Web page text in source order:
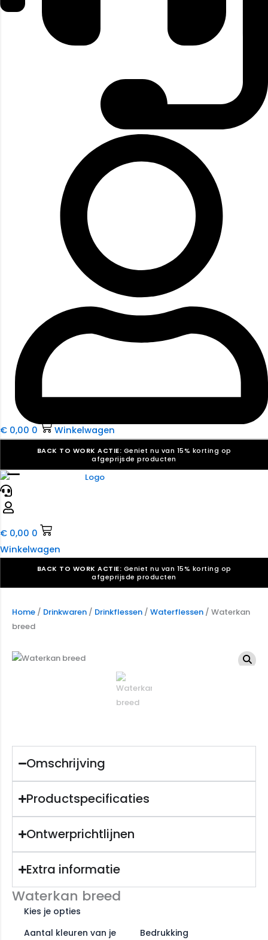
€ 0,00 0 Winkelwagen
BACK TO WORK ACTIE: Geniet nu van 15% korting op
afgeprijsde producten
Verkiezingsdrukwerk nodig? Maak indruk, win stemmen.
☰
€ 0,00 0
Winkelwagen
BACK TO WORK ACTIE: Geniet nu van 15% korting op
afgeprijsde producten
Bekijk ons aanbod.
Home / Drinkwaren / Drinkflessen / Waterflessen / Waterkan
breed
Omschrijving
Productspecificaties
Ontwerprichtlijnen
Extra informatie
Waterkan breed
Kies je opties
Aantal kleuren van je
Bedrukking